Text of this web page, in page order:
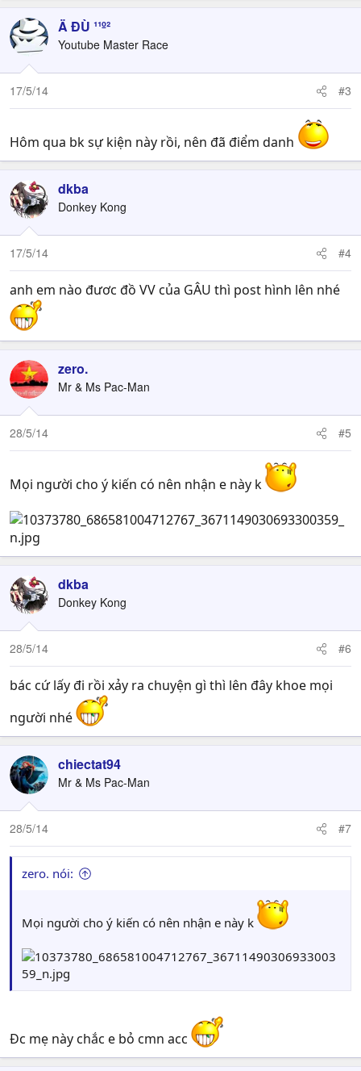
Ä ĐÙ ¹¹º²
Youtube Master Race
17/5/14 #3
Hôm qua bk sự kiện này rồi, nên đã điểm danh
dkba
Donkey Kong
17/5/14 #4
anh em nào đươc đồ VV của GÂU thì post hình lên nhé
zero.
Mr & Ms Pac-Man
28/5/14 #5
Mọi người cho ý kiến có nên nhận e này k
dkba
Donkey Kong
28/5/14 #6
bác cứ lấy đi rồi xảy ra chuyện gì thì lên đây khoe mọi
người nhé
chiectat94
Mr & Ms Pac-Man
28/5/14 #7
zero. nói:
Mọi người cho ý kiến có nên nhận e này k
Đc mẹ này chắc e bỏ cmn acc